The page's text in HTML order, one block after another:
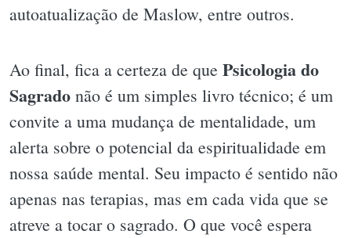
autoatualização de Maslow, entre outros.
Ao final, fica a certeza de que Psicologia do
Sagrado não é um simples livro técnico; é um
convite a uma mudança de mentalidade, um
alerta sobre o potencial da espiritualidade em
nossa saúde mental. Seu impacto é sentido não
apenas nas terapias, mas em cada vida que se
atreve a tocar o sagrado. O que você espera